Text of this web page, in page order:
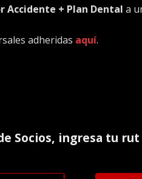
Accidente + Plan Dental a
adheridas aquí.
Socios, ingresa tu